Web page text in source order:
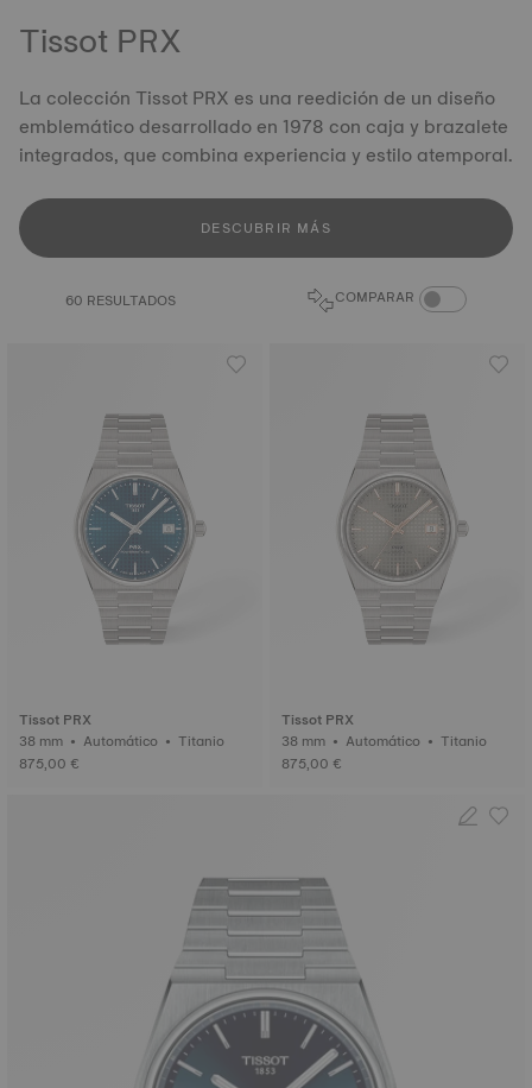
Tissot PRX
La colección Tissot PRX es una reedición de un diseño
emblemático desarrollado en 1978 con caja y brazalete
integrados, que combina experiencia y estilo atemporal.
DESCUBRIR MÁS
60 RESULTADOS COMPARAR ALTERNAR
Tissot PRX
38 mm • Automático • Titanio
875,00 €
Tissot PRX
38 mm • Automático • Titanio
875,00 €